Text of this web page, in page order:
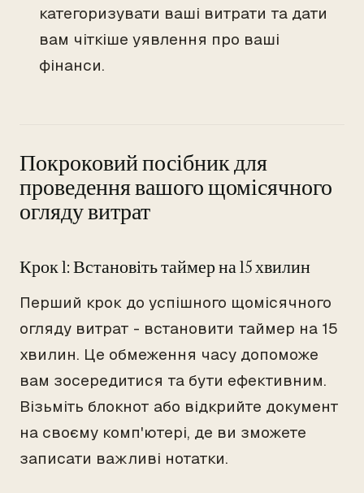
категоризувати ваші витрати та дати
вам чіткіше уявлення про ваші
фінанси.
Покроковий посібник для
проведення вашого щомісячного
огляду витрат
Крок 1: Встановіть таймер на 15 хвилин
Перший крок до успішного щомісячного
огляду витрат - встановити таймер на 15
хвилин. Це обмеження часу допоможе
вам зосередитися та бути ефективним.
Візьміть блокнот або відкрийте документ
на своєму комп'ютері, де ви зможете
записати важливі нотатки.